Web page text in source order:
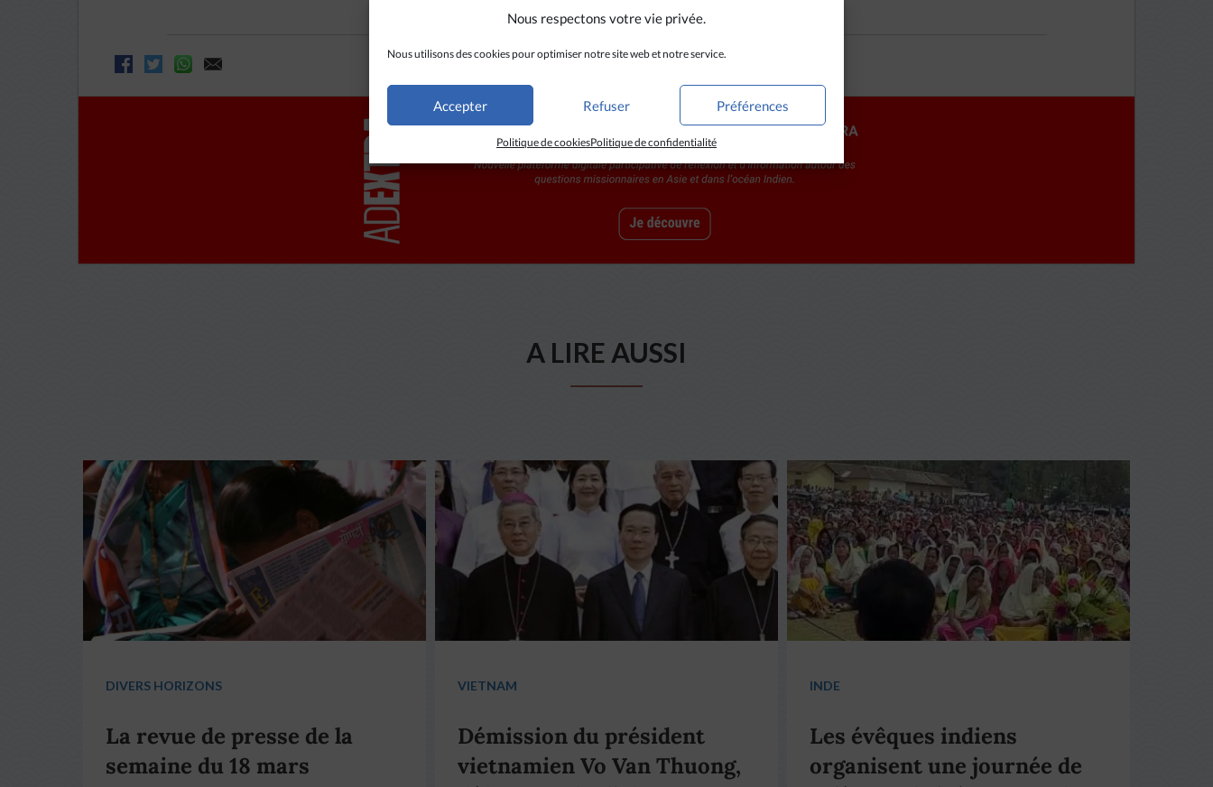
Nous respectons votre vie privée.
Nous utilisons des cookies pour optimiser notre site web et notre service.
Accepter Refuser Préférences
Politique de cookiesPolitique de confidentialité
A LIRE AUSSI
DIVERS HORIZONS
La revue de presse de la
semaine du 18 mars
VIETNAM
Démission du président
vietnamien Vo Van Thuong,
INDE
Les évêques indiens
organisent une journée de